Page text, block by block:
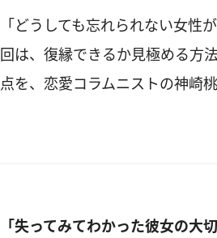
「どうしても忘れられない女
回は、復縁できるか見極める方
点を、恋愛コラムニストの神崎
「失ってみてわかった彼女の大切